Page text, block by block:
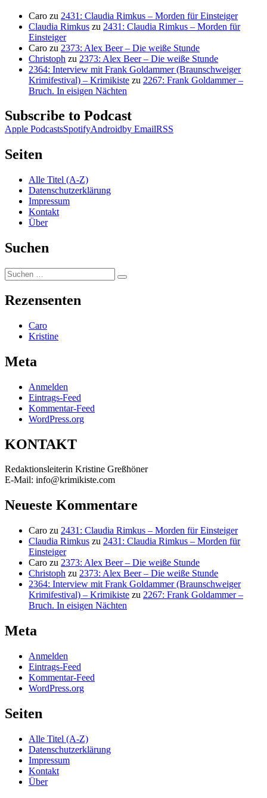
Caro zu 2431: Claudia Rimkus – Morden für Einsteiger
Claudia Rimkus zu 2431: Claudia Rimkus – Morden für
Einsteiger
Caro zu 2373: Alex Beer – Die weiße Stunde
Christoph zu 2373: Alex Beer – Die weiße Stunde
2364: Interview mit Frank Goldammer (Braunschweiger
Krimifestival) – Krimikiste zu 2267: Frank Goldammer –
Bruch. In eisigen Nächten
Subscribe to Podcast
Apple PodcastsSpotifyAndroidby EmailRSS
Seiten
Alle Titel (A-Z)
Datenschutzerklärung
Impressum
Kontakt
Über
Suchen
Suchen
nach:
Suchen
Rezensenten
Caro
Kristine
Meta
Anmelden
Eintrags-Feed
Kommentar-Feed
WordPress.org
KONTAKT
Redaktionsleiterin Kristine Greßhöner
E-Mail: info@krimikiste.com
Neueste Kommentare
Caro zu 2431: Claudia Rimkus – Morden für Einsteiger
Claudia Rimkus zu 2431: Claudia Rimkus – Morden für
Einsteiger
Caro zu 2373: Alex Beer – Die weiße Stunde
Christoph zu 2373: Alex Beer – Die weiße Stunde
2364: Interview mit Frank Goldammer (Braunschweiger
Krimifestival) – Krimikiste zu 2267: Frank Goldammer –
Bruch. In eisigen Nächten
Meta
Anmelden
Eintrags-Feed
Kommentar-Feed
WordPress.org
Seiten
Alle Titel (A-Z)
Datenschutzerklärung
Impressum
Kontakt
Über